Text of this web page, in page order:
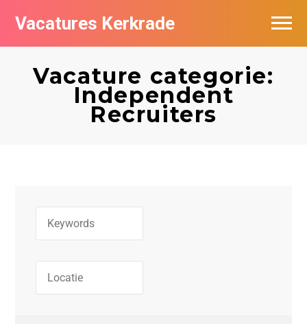
Vacatures Kerkrade
Vacature categorie:
Independent
Recruiters
Vacatures per bedrijf in Kerkrade